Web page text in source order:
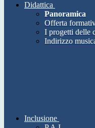
Didattica
Panoramica
Offerta
I progetti delle
Indirizzo
Inclusione